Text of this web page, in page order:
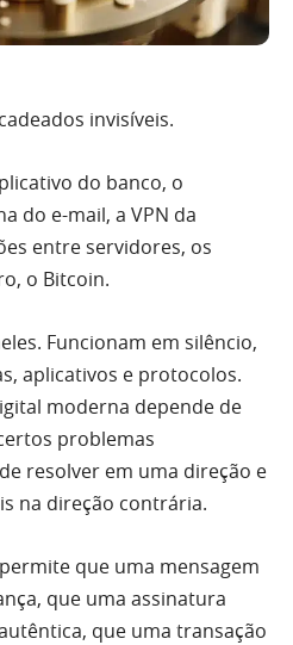
invisíveis.
do banco, o
do e-mail, a VPN da
entre servidores, os
o Bitcoin.
Funcionam em silêncio,
aplicativos e protocolos.
moderna depende de
problemas
resolver em uma direção e
na direção contrária.
que uma mensagem
que uma assinatura
que uma transação